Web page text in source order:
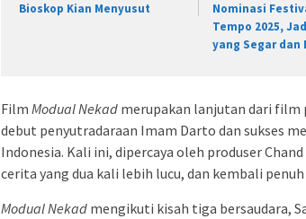
Bioskop Kian Menyusut
Nominasi
Tempo 2025,
yang Segar dan
Film Modual Nekad merupakan lanjutan dari film
debut penyutradaraan Imam Darto dan sukses
Indonesia. Kali ini, dipercaya oleh produser
cerita yang dua kali lebih lucu, dan kembali penuh
Modual Nekad mengikuti kisah tiga bersaudara,